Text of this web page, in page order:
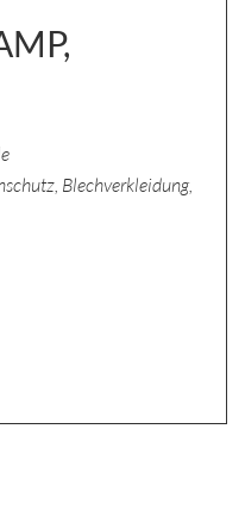
Blechverkleidung,